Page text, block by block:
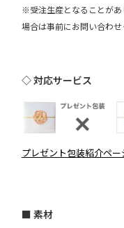
※受注生産となることがあ
場合は事前にお問い合わせ
◇ 対応サービス
プレゼント包装紹介ペー
■ 素材